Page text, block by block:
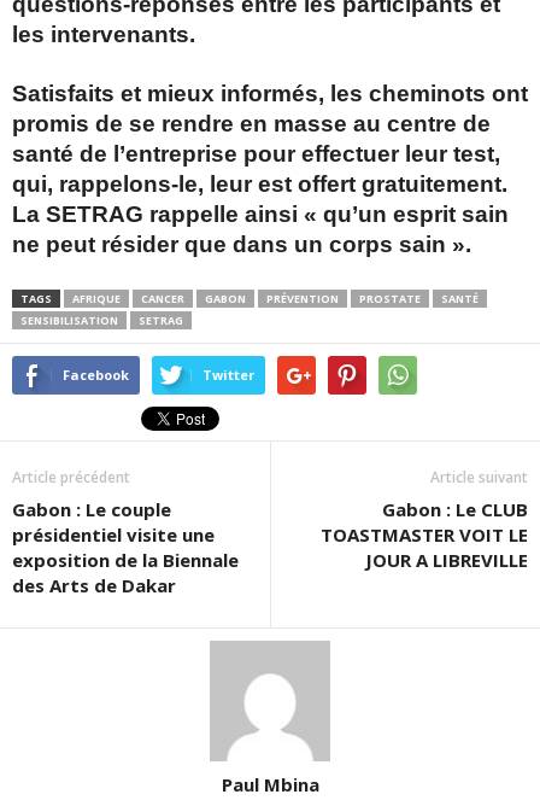
les intervenants.
Satisfaits et mieux informés, les cheminots ont
promis de se rendre en masse au centre de
santé de l’entreprise pour effectuer leur test,
qui, rappelons-le, leur est offert gratuitement.
La SETRAG rappelle ainsi « qu’un esprit sain
ne peut résider que dans un corps sain ».
TAGS AFRIQUE CANCER GABON PRÉVENTION PROSTATE
SANTÉ
SENSIBILISATION
SETRAG
Facebook Twitter
Article précédent
Gabon : Le couple
présidentiel visite une
exposition de la Biennale
des Arts de Dakar
Article suivant
Gabon : Le CLUB
TOASTMASTER VOIT LE
JOUR A LIBREVILLE
Paul Mbina